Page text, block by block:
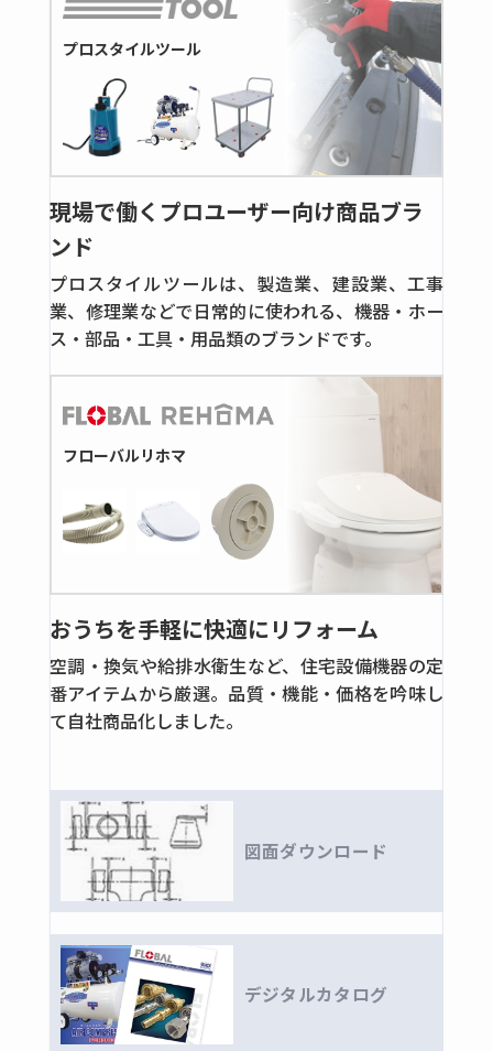
ステンレス製ダブルフェルール継手
全ての商品
ダブルフェルール継手
ボールバルブ
全ての商品
フローモニター
高圧用継手
鋼管用くい込み継手
鍛鋼製くい込タイプ
高圧ねじ込み継手
全ての商品
鋼製ねじ込タイプ
鍛鋼製さし込溶接タイプ
ステンレス製さし込溶接タイプ
油圧用ホースアダプター
ホースアダプター
高圧フランジ
全ての商品
角フランジ
銅管継手・バルブ
リングジョイント ・フレアージョイント
全ての商品
リングジョイント
プロスタイルツール
現場で働くプロユーザー向け商品ブラ
ンド
プロスタイルツールは、製造業、建設業、工事
業、修理業などで日常的に使われる、機器・ホー
ス・部品・工具・用品類のブランドです。
フローバルリホマ
おうちを手軽に快適にリフォーム
空調・換気や給排水衛生など、住宅設備機器の定
番アイテムから厳選。品質・機能・価格を吟味し
て自社商品化しました。
図面ダウンロード
デジタルカタログ